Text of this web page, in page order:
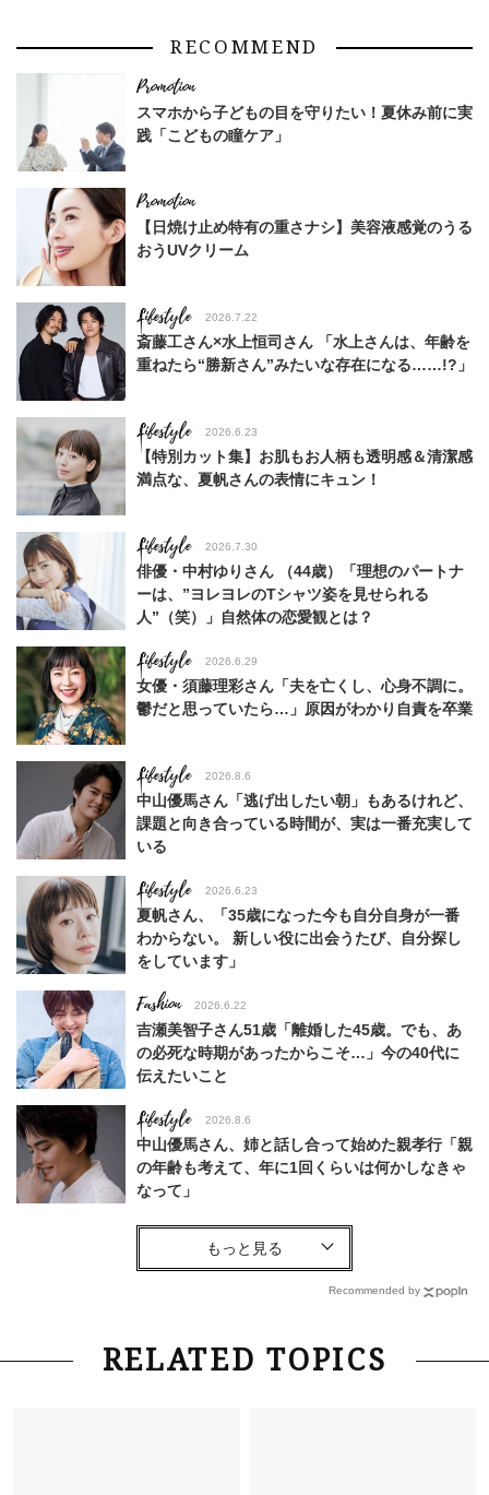
RECOMMEND
スマホから子どもの目を守りたい！夏休み前に実
践「こどもの瞳ケア」
【日焼け止め特有の重さナシ】美容液感覚のうる
おうUVクリーム
Lifestyle 2026.7.22
斎藤工さん×水上恒司さん 「水上さんは、年齢を
重ねたら“勝新さん”みたいな存在になる……!?」
Lifestyle 2026.6.23
【特別カット集】お肌もお人柄も透明感＆清潔感
満点な、夏帆さんの表情にキュン！
Lifestyle 2026.7.30
俳優・中村ゆりさん （44歳）「理想のパートナ
ーは、”ヨレヨレのTシャツ姿を見せられる
人”（笑）」自然体の恋愛観とは？
Lifestyle 2026.6.29
女優・須藤理彩さん「夫を亡くし、心身不調に。
鬱だと思っていたら…」原因がわかり自責を卒業
Lifestyle 2026.8.6
中山優馬さん「逃げ出したい朝」もあるけれど、
課題と向き合っている時間が、実は一番充実して
いる
Lifestyle 2026.6.23
夏帆さん、「35歳になった今も自分自身が一番
わからない。 新しい役に出会うたび、自分探し
をしています」
Fashion 2026.6.22
吉瀬美智子さん51歳「離婚した45歳。でも、あ
の必死な時期があったからこそ…」今の40代に
伝えたいこと
Lifestyle 2026.8.6
中山優馬さん、姉と話し合って始めた親孝行「親
の年齢も考えて、年に1回くらいは何かしなきゃ
なって」
Lifestyle
「お若いですね」は褒め言葉？“若い＝美しい”と
錯覚させる社会の危うさ【上野千鶴子のジェンダ
Lifestyle 2026.8.6
26年夏の【開運アクション】は”ひと拭き”習
Recommended by
RELATED TOPICS